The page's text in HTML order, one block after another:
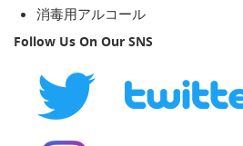
消毒用アルコール
Follow Us On Our SNS